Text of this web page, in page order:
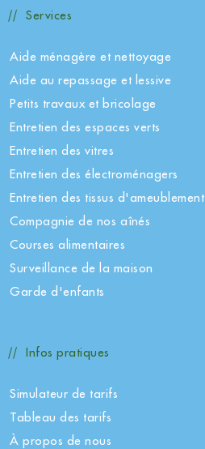
Services
Aide ménagère et nettoyage
Aide au repassage et lessive
Petits travaux et bricolage
Entretien des espaces verts
Entretien des vitres
Entretien des électroménagers
Entretien des tissus d'ameublement
Compagnie de nos aînés
Courses alimentaires
Surveillance de la maison
Garde d'enfants
Infos pratiques
Simulateur de tarifs
Tableau des tarifs
À propos de nous